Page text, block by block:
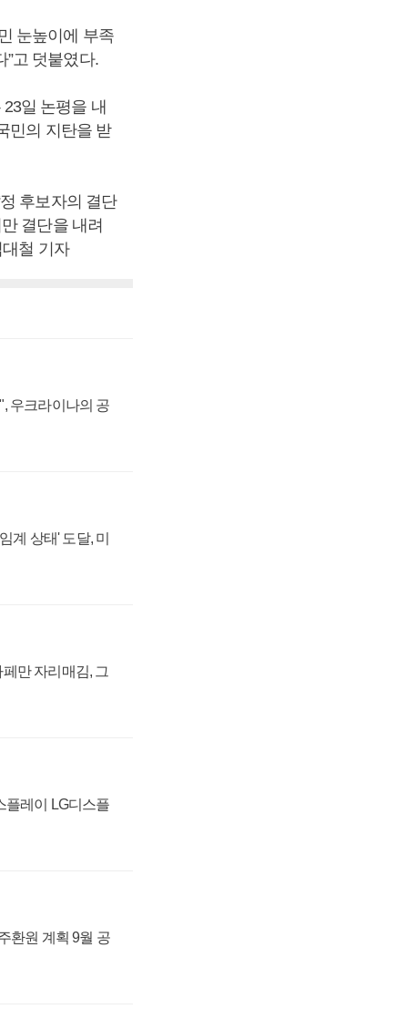
눈높이에 부족
고 덧붙였다.
일 논평을 내
민의 지탄을 받
후보자의 결단
결단을 내려
대철 기자
우크라이나의 공
계 상태' 도달, 미
만 자리매김, 그
플레이 LG디스플
환원 계획 9월 공